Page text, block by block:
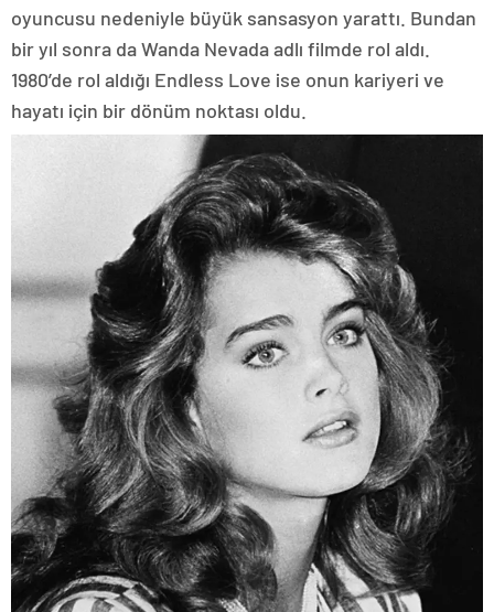
oyuncusu nedeniyle büyük sansasyon yarattı. Bundan
bir yıl sonra da Wanda Nevada adlı filmde rol aldı.
1980’de rol aldığı Endless Love ise onun kariyeri ve
hayatı için bir dönüm noktası oldu.